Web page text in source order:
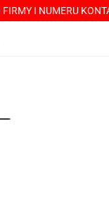
FIRMY I NUMERU
-----> CHCESZ Z